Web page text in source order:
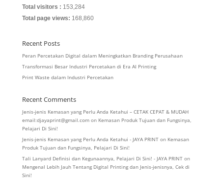
Total visitors : 153,284
Total page views: 168,860
Recent Posts
Peran Percetakan Digital dalam Meningkatkan Branding Perusahaan
Transformasi Besar Industri Percetakan di Era AI Printing
Print Waste dalam Industri Percetakan
Recent Comments
Jenis-jenis Kemasan yang Perlu Anda Ketahui – CETAK CEPAT & MUDAH
email:djayaprint@gmail.comon Kemasan Produk Tujuan dan Fungsinya,
Pelajari Di Sini!
Jenis-jenis Kemasan yang Perlu Anda Ketahui - JAYA PRINTon Kemasan
Produk Tujuan dan Fungsinya, Pelajari Di Sini!
Tali Lanyard Definisi dan Kegunaannya, Pelajari Di Sini! - JAYA PRINTon
Mengenal Lebih Jauh Tentang Digital Printing dan Jenis-jenisnya, Cek di
Sini!